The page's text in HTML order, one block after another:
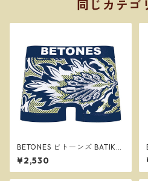
同じカテゴ
BETONES ビトーンズ BATIK2
NAVY メンズ フリーサイズ ボ
クサーパンツ ※ネコポスで送
料無料※
¥2,530